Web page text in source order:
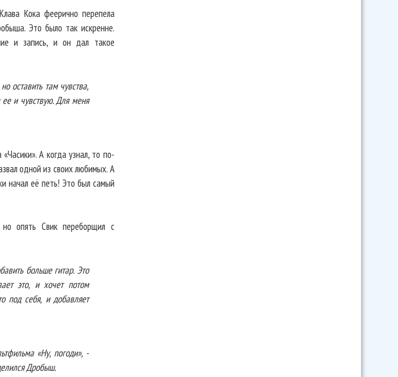
Кока феерично перепела
Это было так искренне.
и запись, и он дал такое
оставить там чувства,
ее и чувствую. Для меня
А когда узнал, то по-
одной из своих любимых. А
начал её петь! Это был самый
опять Свик переборщил с
больше гитар. Это
это, и хочет потом
под себя, и добавляет
«Ну, погоди», -
Дробыш.